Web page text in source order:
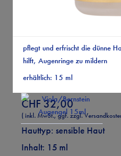
Viola/Bernstein
CHF 32,00
( inkl. MwSt., ggf. zzgl.
Hauttyp: sensible Haut
Inhalt: 15 ml
pflegt und erfrischt die dünne
hilft, Augenringe zu mildern
erhältlich: 15 ml